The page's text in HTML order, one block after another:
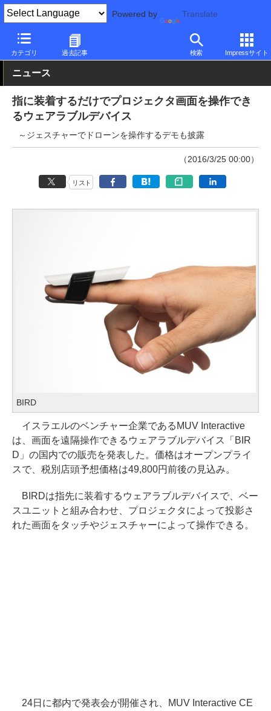
Powered by Translate
カテゴリ 過去記事 検索 Impressサイト
PC Watch 半導体/周辺機器
ニュース
指に装着するだけでプロジェクタ画面を操作でき
るウェアラブルデバイス
～ジェスチャーでドローンを操作するデモも披露
（2016/3/25 00:00）
リスト
BIRD
イスラエルのベンチャー企業であるMUV Interactive
は、画面を遠隔操作できるウェアラブルデバイス「BIR
D」の国内での販売を発表した。価格はオープンプライ
スで、税別店頭予想価格は49,800円前後の見込み。
BIRDは指先に装着するウェアラブルデバイスで、ベー
スユニットと組み合わせ、プロジェクタによって投影さ
れた画面をタッチやジェスチャーによって操作できる。
24日に都内で発表会が開催され、MUV Interactive CE